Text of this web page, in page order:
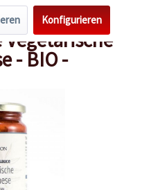
/ Pesto
- BIO -
Konfigurieren